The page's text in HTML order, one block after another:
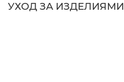
УХОД ЗА ИЗДЕЛИЯМИ